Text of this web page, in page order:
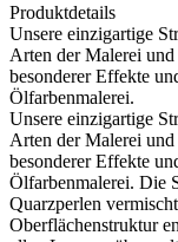
Produktdetails
Unsere einzigartige
Arten der Malerei
besonderer Effekte
Ölfarbenmalerei.
Unsere einzigartige
Arten der Malerei
besonderer Effekte
Ölfarbenmalerei. Die
Quarzperlen
Oberflächenstruktur